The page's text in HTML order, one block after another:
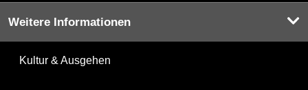
Weitere Informationen
Kultur & Ausgehen